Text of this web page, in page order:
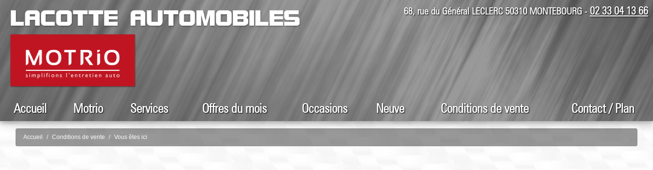
Accueil Motrio Services Offres du mois Occasions Neuve Conditions de vente Contact / Plan
68, rue du Général LECLERC 50310 MONTEBOURG - 02 33 04 13 66
Accueil Conditions de vente Vous êtes ici